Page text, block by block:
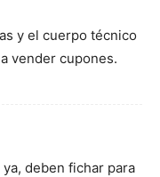
y el cuerpo técnico
vender cupones.
deben fichar para